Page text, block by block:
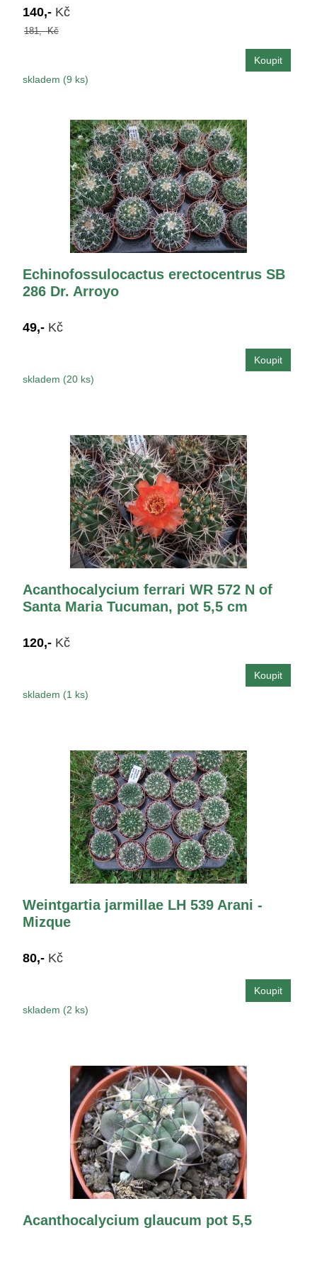
140,- Kč
181,- Kč
skladem (9 ks)
Echinofossulocactus erectocentrus SB
286 Dr. Arroyo
49,- Kč
skladem (20 ks)
Acanthocalycium ferrari WR 572 N of
Santa Maria Tucuman, pot 5,5 cm
120,- Kč
skladem (1 ks)
Weintgartia jarmillae LH 539 Arani -
Mizque
80,- Kč
skladem (2 ks)
Acanthocalycium glaucum pot 5,5